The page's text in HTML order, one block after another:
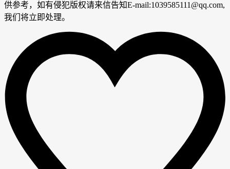
供参考，如有侵犯版权请来信告知E-mail:1039585111@qq.com,
我们将立即处理。